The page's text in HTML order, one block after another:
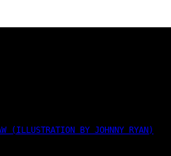
(ILLUSTRATION BY JOHNNY RYAN)